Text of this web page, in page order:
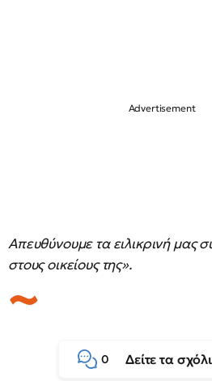
Απευθύνουμε τα ειλικρινή μας
στους οικείους της».
0 Δείτε τα